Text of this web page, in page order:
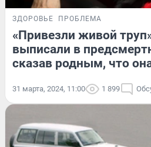
ЗДОРОВЬЕ ПРОБЛЕМА
«Привезли живой
выписали в
сказав родным, что
31 марта, 2024, 11:00 1 899